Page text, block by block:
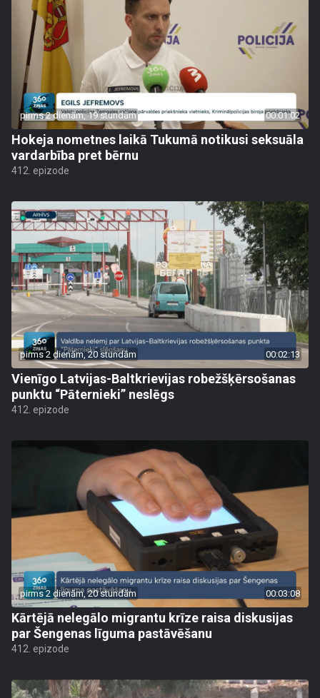
pirms 2 dienām, 19 stundām 00:01:02
Hokeja nometnes laikā Tukumā notikusi seksuāla
vardarbība pret bērnu
412. epizode
pirms 2 dienām, 20 stundām 00:02:13
Vienīgo Latvijas-Baltkrievijas robežšķērsošanas
punktu “Pāternieki” neslēgs
412. epizode
pirms 2 dienām, 20 stundām 00:03:08
Kārtējā nelegālo migrantu krīze raisa diskusijas
par Šengenas līguma pastāvēšanu
412. epizode